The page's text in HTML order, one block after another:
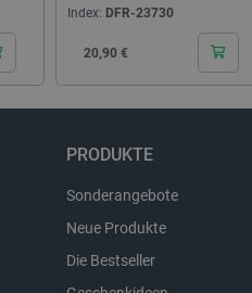
Index: DFR-23730
Cena
20,90 €
PRODUKTE
Sonderangebote
Neue Produkte
Die Bestseller
_uetvid
lastExternalReferrer
_gcl_ls
lbx_ac_easystorage
_cltk
_smvc